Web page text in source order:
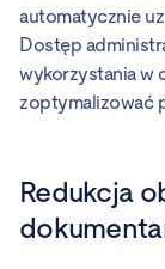
automatycznie
Dostęp
wykorzystania w
zoptymalizować
Redukcja